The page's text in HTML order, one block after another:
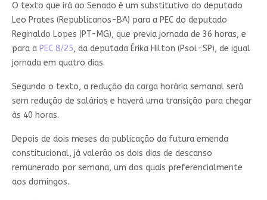
O texto que irá ao Senado é um substitutivo do deputado
Leo Prates (Republicanos-BA) para a PEC do deputado
Reginaldo Lopes (PT-MG), que previa jornada de 36 horas, e
para a PEC 8/25, da deputada Érika Hilton (Psol-SP), de igual
jornada em quatro dias.
Segundo o texto, a redução da carga horária semanal será
sem redução de salários e haverá uma transição para chegar
às 40 horas.
Depois de dois meses da publicação da futura emenda
constitucional, já valerão os dois dias de descanso
remunerado por semana, um dos quais preferencialmente
aos domingos.